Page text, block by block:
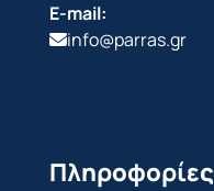
E-mail:
info@parras.gr
Πληροφορίες